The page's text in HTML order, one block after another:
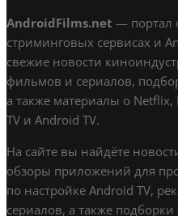
AndroidFilms.net — портал
стриминговых сервисах и
свежие новости
фильмов и сериалов,
а также материалы о Netflix,
TV и Android TV.
На сайте вы найдёте
обзоры приложений для
по настройке Android TV,
сериалов, а также